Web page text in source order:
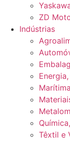
ZD
Indústrias
Marítima
Têxtil e